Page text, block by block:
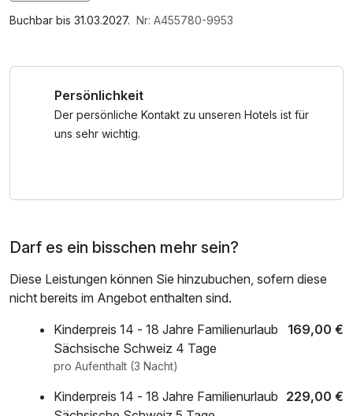
über 70 Kilometern markierten Wanderwegen einen idealen
Wald-, Fels- und Flusslandschaft des
Elbsandsteingebirges.
Ein besonderer Wanderweg ist der Lehrpfad um Hohnstein.
schönsten Barockkirchen Sachsens.
** Winterfester 40qm Außenpool unter Glas!
* Wichtiger Hinweis!
Ein Self Check-In Schalter erlaubt es Ihnen bequem
jederzeit anzureisen.
1 Flasche Mineralwasser, Saunabenutzung, Saunatuch,
Buchbar bis 31.03.2027. Nr: A455780-9953
Persönlichkeit
Der persönliche Kontakt zu unseren Hotels ist für
uns sehr wichtig.
Darf es ein bisschen mehr sein?
Diese Leistungen können Sie hinzubuchen, sofern diese
nicht bereits im Angebot enthalten sind.
Kinderpreis 14 - 18 Jahre Familienurlaub
Sächsische Schweiz 4 Tage
169,00 €
pro Aufenthalt (3 Nacht)
Kinderpreis 14 - 18 Jahre Familienurlaub 229,00 €